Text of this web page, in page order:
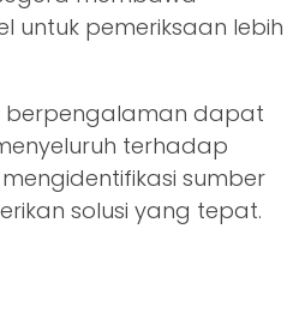
untuk pemeriksaan lebih
berpengalaman dapat
terhadap
sumber
solusi yang tepat.